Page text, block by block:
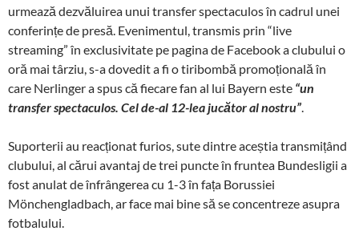
urmează dezvăluirea unui transfer spectaculos în cadrul unei
conferințe de presă. Evenimentul, transmis prin “live
streaming” în exclusivitate pe pagina de Facebook a clubului o
oră mai târziu, s-a dovedit a fi o tiribombă promoțională în
care Nerlinger a spus că fiecare fan al lui Bayern este “un
transfer spectaculos. Cel de-al 12-lea jucător al nostru”
Suporterii au reacționat furios, sute dintre aceștia transmițând
clubului, al cărui avantaj de trei puncte în fruntea Bundesligii a
fost anulat de înfrângerea cu 1-3 în fața Borussiei
Mönchengladbach, ar face mai bine să se concentreze asupra
fotbalului.